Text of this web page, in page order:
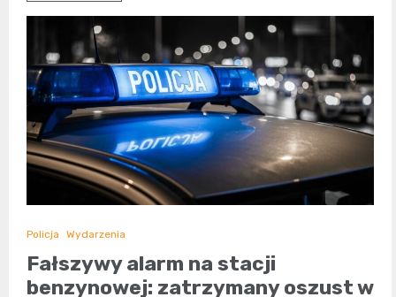
Policja Wydarzenia
Fałszywy alarm na stacji
benzynowej: zatrzymany oszust w